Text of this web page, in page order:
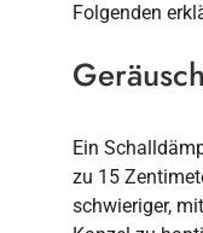
Folgenden
Ein
zu 15
schwieriger,